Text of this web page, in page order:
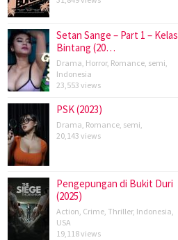
Setan Sange – Part 1 – Kelas
Bintang (20…
Drama, Horror, Romance, semi,
Indonesia
23,553 views
PSK (2023)
Drama, Romance, semi,
20,143 views
Pengepungan di Bukit Duri
(2025)
Action, Crime, Thriller, Indonesia,
USA
19,118 views